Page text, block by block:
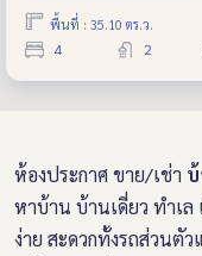
ทางด่วน จตุโชติ กู้ได้เต็ม หรือ
ตรงได้
พื้นที่ : 35.10 ตร.ว.
4 2
ห้องประกาศ ขาย/เช่า
หาบ้าน บ้านเดี่ยว ทำเล
ง่าย สะดวกทั้งรถส่วนตั